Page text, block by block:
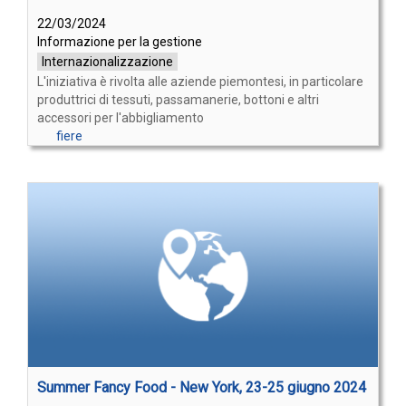
22/03/2024
Informazione per la gestione
Internazionalizzazione
L'iniziativa è rivolta alle aziende piemontesi, in particolare
produttrici di tessuti, passamanerie, bottoni e altri
accessori per l'abbigliamento
fiere
Summer Fancy Food - New York, 23-25 giugno 2024